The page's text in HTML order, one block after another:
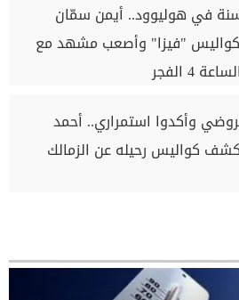
16 سنة في هوليوود.. أيمن سمّان
"فيزا" وأصعب مشهد مع
4 الفجر
وأكدوا استمراري.. أحمد
كواليس رحيله عن الزمالك